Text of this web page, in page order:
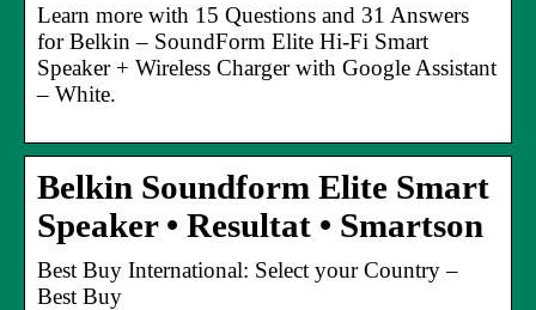
Learn more with 15 Questions and 31 Answers
for Belkin – SoundForm Elite Hi-Fi Smart
Speaker + Wireless Charger with Google Assistant
– White.
Belkin Soundform Elite Smart
Speaker • Resultat • Smartson
Best Buy International: Select your Country –
Best Buy